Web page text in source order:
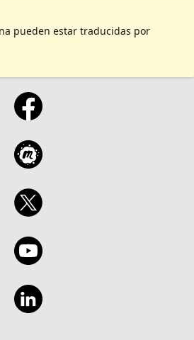
pueden estar traducidas por